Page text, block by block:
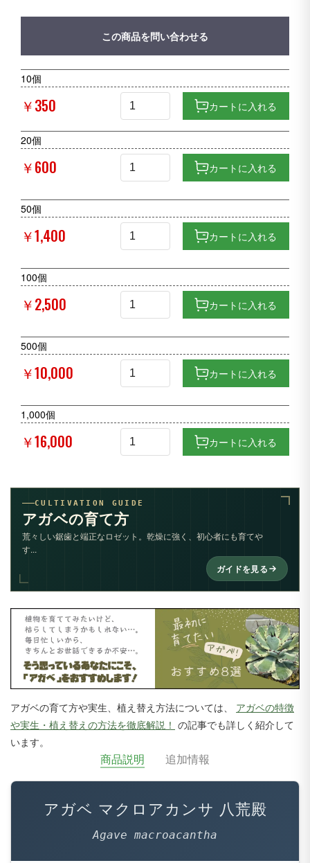
この商品を問い合わせる
10個
￥350 カートに入れる
20個
￥600 カートに入れる
50個
￥1,400 カートに入れる
100個
￥2,500 カートに入れる
500個
￥10,000 カートに入れる
1,000個
￥16,000 カートに入れる
CULTIVATION GUIDE
アガベの育て方
荒々しい鋸歯と端正なロゼット。乾燥に強く、初心者にも育てや
す...
ガイドを見る
アガベの育て方や実生、植え替え方法については、 アガベの特徴
や実生・植え替えの方法を徹底解説！ の記事でも詳しく紹介して
います。
商品説明 追加情報
アガベ マクロアカンサ 八荒殿
Agave macroacantha